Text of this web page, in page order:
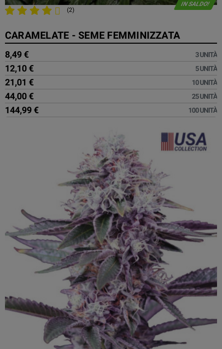
IN SALDO!
(2)
CARAMELATE - SEME FEMMINIZZATA
8,49 € 3 UNITÀ
12,10 € 5 UNITÀ
21,01 € 10 UNITÀ
44,00 € 25 UNITÀ
144,99 € 100 UNITÀ